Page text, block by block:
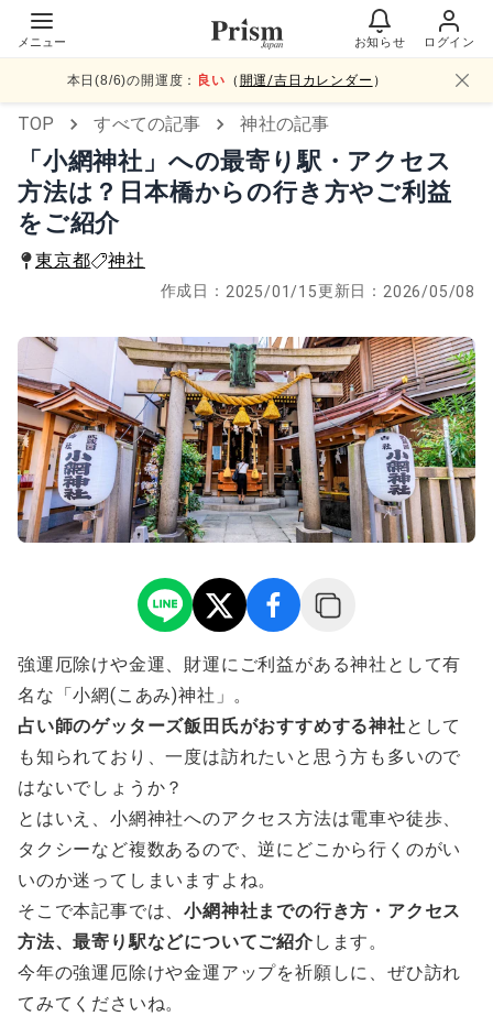
メニュー お知らせ ログイン
本日(8/6)の開運度： 良い （ 開運/吉日カレンダー ）
TOP すべての記事 神社の記事
「小網神社」への最寄り駅・アクセス
方法は？日本橋からの行き方やご利益
をご紹介
東京都 神社
作成日： 2025/01/15更新日： 2026/05/08
強運厄除けや金運、財運にご利益がある神社として有
名な「小網(こあみ)神社」。
占い師のゲッターズ飯田氏がおすすめする神社として
も知られており、一度は訪れたいと思う方も多いので
はないでしょうか？
とはいえ、小網神社へのアクセス方法は電車や徒歩、
タクシーなど複数あるので、逆にどこから行くのがい
いのか迷ってしまいますよね。
そこで本記事では、小網神社までの行き方・アクセス
方法、最寄り駅などについてご紹介 します。
今年の強運厄除けや金運アップを祈願しに、ぜひ訪れ
てみてくださいね。